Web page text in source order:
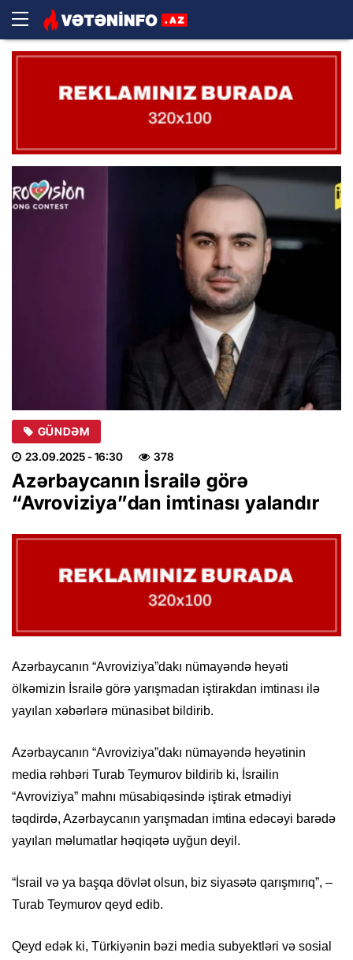
GÜNDƏM
23.09.2025- 16:30 378
Azərbaycanın İsrailə görə
“Avroviziya”dan imtinası yalandır
Azərbaycanın “Avroviziya”dakı nümayəndə heyəti
ölkəmizin İsrailə görə yarışmadan iştirakdan imtinası ilə
yayılan xəbərlərə münasibət bildirib.
Azərbaycanın “Avroviziya”dakı nümayəndə heyətinin
media rəhbəri Turab Teymurov bildirib ki, İsrailin
“Avroviziya” mahnı müsabiqəsində iştirak etmədiyi
təqdirdə, Azərbaycanın yarışmadan imtina edəcəyi barədə
yayılan məlumatlar həqiqətə uyğun deyil.
“İsrail və ya başqa dövlət olsun, biz siyasətə qarışmırıq”, –
Turab Teymurov qeyd edib.
Qeyd edək ki, Türkiyənin bəzi media subyektləri və sosial